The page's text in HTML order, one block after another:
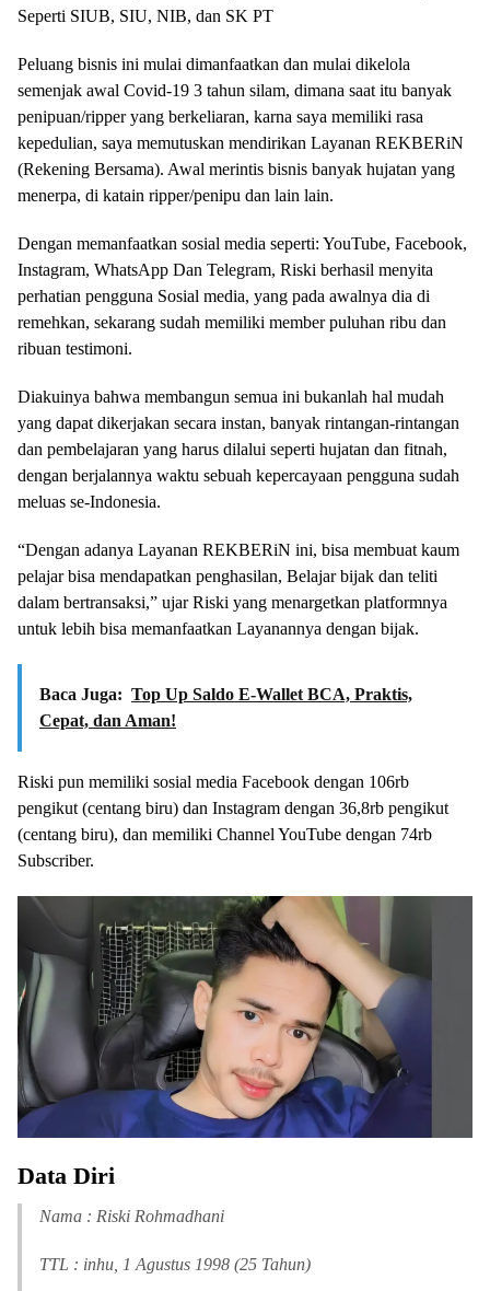
Seperti SIUB, SIU, NIB, dan SK PT
Peluang bisnis ini mulai dimanfaatkan dan mulai dikelola
semenjak awal Covid-19 3 tahun silam, dimana saat itu banyak
penipuan/ripper yang berkeliaran, karna saya memiliki rasa
kepedulian, saya memutuskan mendirikan Layanan REKBERiN
(Rekening Bersama). Awal merintis bisnis banyak hujatan yang
menerpa, di katain ripper/penipu dan lain lain.
Dengan memanfaatkan sosial media seperti: YouTube, Facebook,
Instagram, WhatsApp Dan Telegram, Riski berhasil menyita
perhatian pengguna Sosial media, yang pada awalnya dia di
remehkan, sekarang sudah memiliki member puluhan ribu dan
ribuan testimoni.
Diakuinya bahwa membangun semua ini bukanlah hal mudah
yang dapat dikerjakan secara instan, banyak rintangan-rintangan
dan pembelajaran yang harus dilalui seperti hujatan dan fitnah,
dengan berjalannya waktu sebuah kepercayaan pengguna sudah
meluas se-Indonesia.
“Dengan adanya Layanan REKBERiN ini, bisa membuat kaum
pelajar bisa mendapatkan penghasilan, Belajar bijak dan teliti
dalam bertransaksi,” ujar Riski yang menargetkan platformnya
untuk lebih bisa memanfaatkan Layanannya dengan bijak.
Baca Juga: Top Up Saldo E-Wallet BCA, Praktis,
Cepat, dan Aman!
Riski pun memiliki sosial media Facebook dengan 106rb
pengikut (centang biru) dan Instagram dengan 36,8rb pengikut
(centang biru), dan memiliki Channel YouTube dengan 74rb
Subscriber.
Data Diri
Nama : Riski Rohmadhani
TTL : inhu, 1 Agustus 1998 (25 Tahun)